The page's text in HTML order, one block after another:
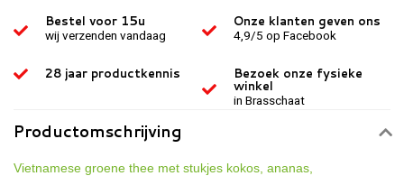
Bestel voor 15u
wij verzenden vandaag
Onze klanten geven ons
4,9/5 op Facebook
28 jaar productkennis Bezoek onze fysieke
winkel
in Brasschaat
Productomschrijving
Vietnamese groene thee met stukjes kokos, ananas,